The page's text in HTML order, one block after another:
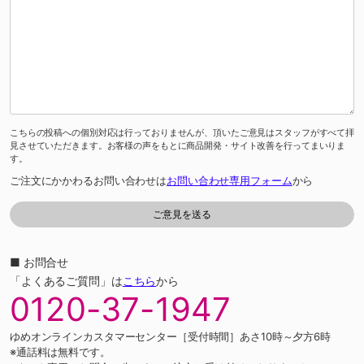
こちらの投稿への個別対応は行っておりませんが、頂いたご意見はスタッフがすべて拝
見させていただきます。お客様の声をもとに商品開発・サイト改善を行ってまいりま
す。
ご注文にかかわるお問い合わせはお問い合わせ専用フォームから
■ お問合せ
「よくあるご質問」はこちらから
0120-37-1947
ゆめオンラインカスタマーセンター［受付時間］あさ10時～夕方6時
※通話料は無料です。